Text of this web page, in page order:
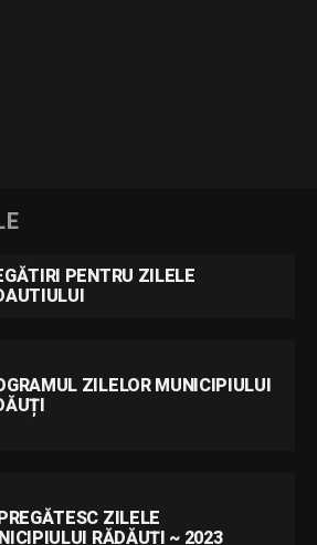
PENTRU ZILELE
ZILELOR MUNICIPIULUI
ZILELE
RĂDĂUȚI ~ 2023